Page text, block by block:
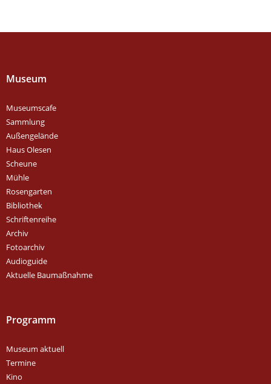
Museum
Museumscafe
Sammlung
Außengelände
Haus Olesen
Scheune
Mühle
Rosengarten
Bibliothek
Schriftenreihe
Archiv
Fotoarchiv
Audioguide
Aktuelle Baumaßnahme
Programm
Museum aktuell
Termine
Kino